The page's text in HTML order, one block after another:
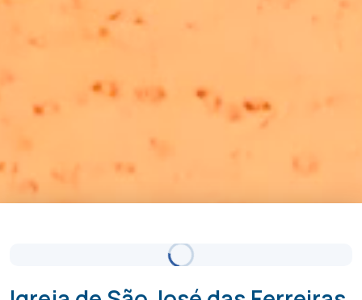
info@visitalbufeira.com